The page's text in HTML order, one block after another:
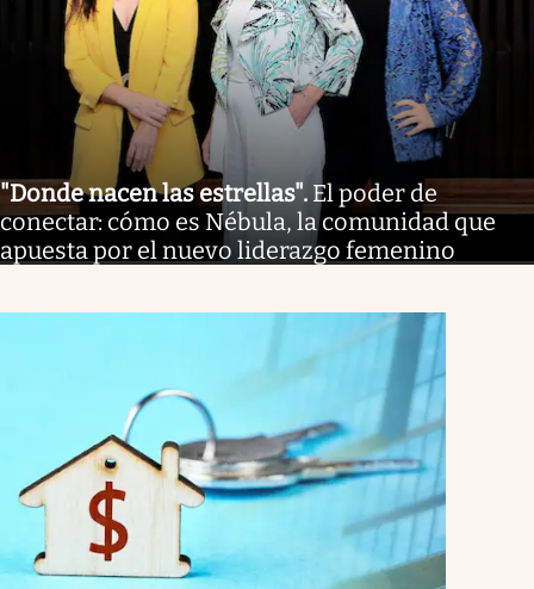
"Donde nacen las estrellas". El poder de
conectar: cómo es Nébula, la comunidad que
apuesta por el nuevo liderazgo femenino